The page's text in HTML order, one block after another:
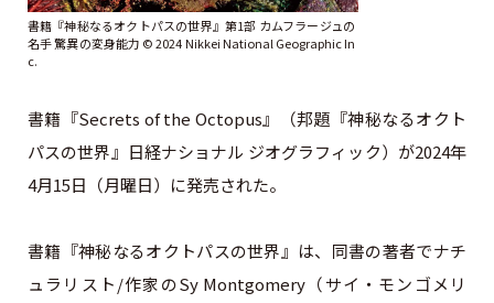
書籍『神秘なるオクトパスの世界』第1部 カムフラージュの
名手 驚異の変身能力 ©︎ 2024 Nikkei National Geographic In
c.
書籍『Secrets of the Octopus』（邦題『神秘なるオクト
パスの世界』日経ナショナル ジオグラフィック）が2024年
4月15日（月曜日）に発売された。
書籍『神秘なるオクトパスの世界』は、同書の著者でナチ
ュラリスト/作家のSy Montgomery（サイ・モンゴメリ